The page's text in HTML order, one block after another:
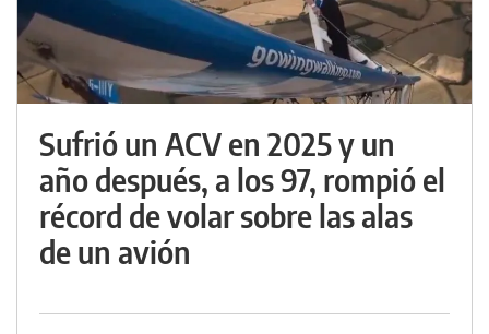
Sufrió un ACV en 2025 y un
año después, a los 97, rompió el
récord de volar sobre las alas
de un avión